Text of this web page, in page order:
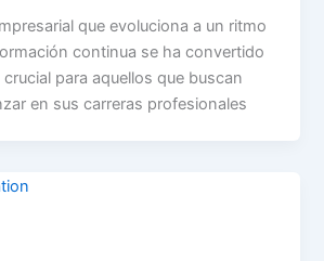
que evoluciona a un ritmo
continua se ha convertido
para aquellos que buscan
en sus carreras profesionales